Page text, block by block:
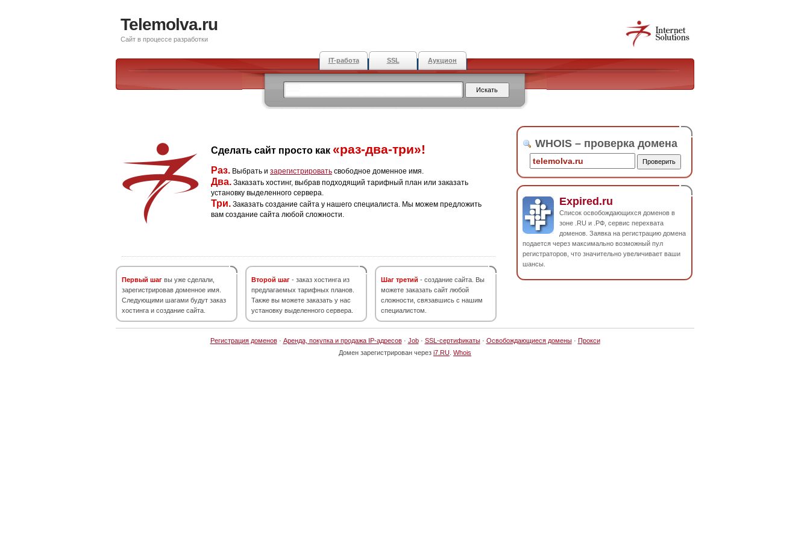
Telemolva.ru
Сайт в процессе разработки
IT-работа SSL Аукцион
Сделать сайт просто как «раз-два-три»!
Раз. Выбрать и зарегистрировать свободное доменное имя.
Два. Заказать хостинг, выбрав подходящий тарифный план или заказать
установку выделенного сервера.
Три. Заказать создание сайта у нашего специалиста. Мы можем предложить
вам создание сайта любой сложности.
Первый шаг вы уже сделали,
зарегистрировав доменное имя.
Следующими шагами будут заказ
хостинга и создание сайта.
Второй шаг - заказ хостинга из
предлагаемых тарифных планов.
Также вы можете заказать у нас
установку выделенного сервера.
Шаг третий - создание сайта. Вы
можете заказать сайт любой
сложности, связавшись с нашим
специалистом.
WHOIS – проверка домена
Expired.ru
Список освобождающихся доменов в
зоне .RU и .РФ, сервис перехвата
доменов. Заявка на регистрацию домена
подается через максимально возможный пул
регистраторов, что значительно увеличивает ваши
шансы.
Регистрация доменов· Аренда, покупка и продажа IP-адресов· Job· SSL-сертификаты· Освобождающиеся домены· Прокси
Домен зарегистрирован через i7.RU Whois